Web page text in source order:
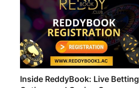
Inside ReddyBook: Live Betting